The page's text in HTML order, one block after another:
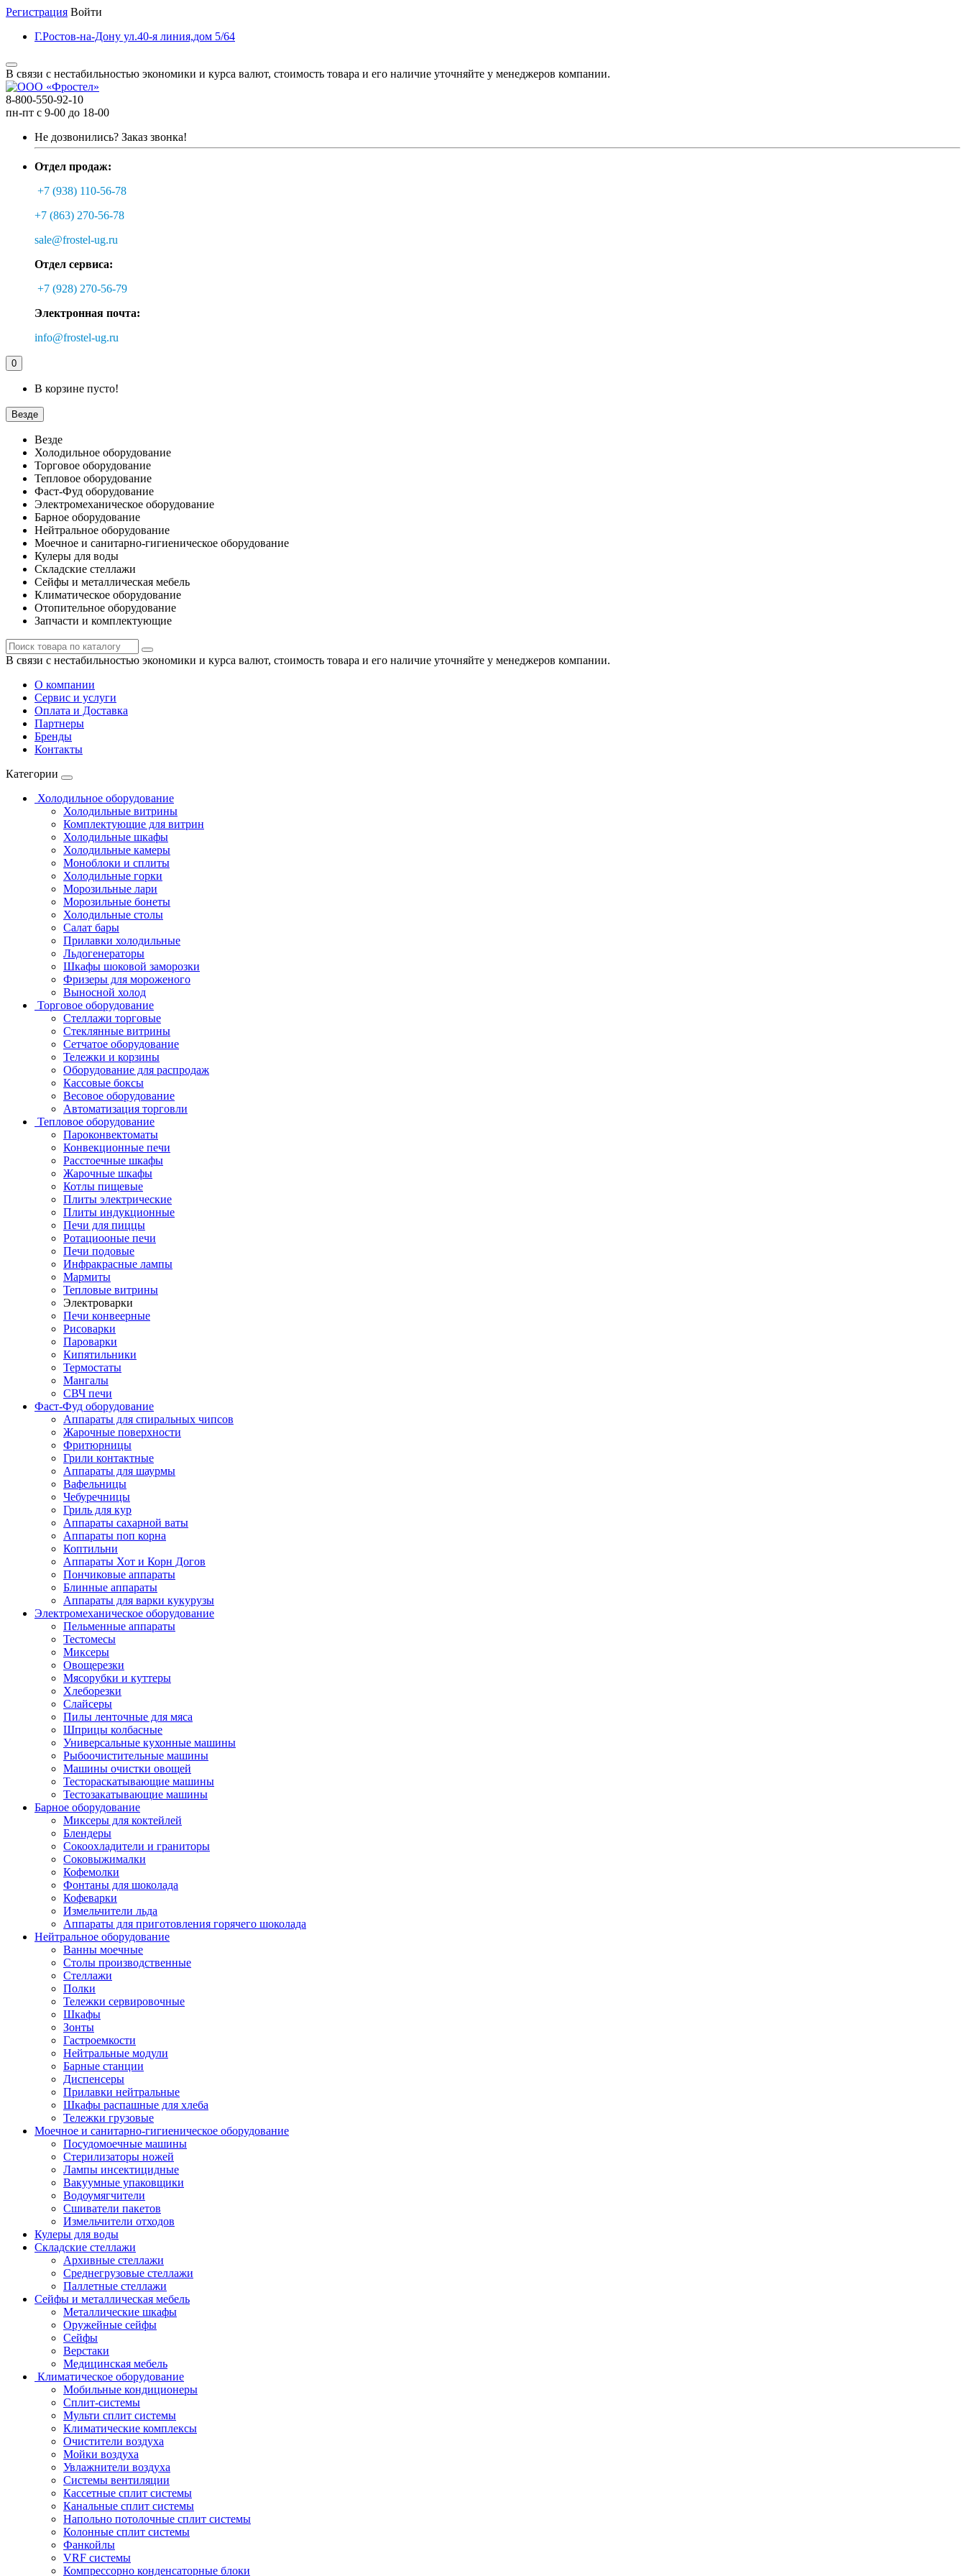
Регистрация Войти
Г.Ростов-на-Дону ул.40-я линия,дом 5/64
В связи с нестабильностью экономики и курса валют, стоимость товара и его наличие уточняйте у менеджеров компании.
8-800-550-92-10
пн-пт с 9-00 до 18-00
Не дозвонились? Заказ звонка!
Отдел продаж:
+7 (938) 110-56-78
+7 (863) 270-56-78
sale@frostel-ug.ru
Отдел сервиса:
+7 (928) 270-56-79
Электронная почта:
info@frostel-ug.ru
0
В корзине пусто!
Везде
Везде
Холодильное оборудование
Торговое оборудование
Тепловое оборудование
Фаст-Фуд оборудование
Электромеханическое оборудование
Барное оборудование
Нейтральное оборудование
Моечное и санитарно-гигиеническое оборудование
Кулеры для воды
Складские стеллажи
Сейфы и металлическая мебель
Климатическое оборудование
Отопительное оборудование
Запчасти и комплектующие
В связи с нестабильностью экономики и курса валют, стоимость товара и его наличие уточняйте у менеджеров компании.
О компании
Сервис и услуги
Оплата и Доставка
Партнеры
Бренды
Контакты
Категории
Холодильное оборудование
Холодильные витрины
Комплектующие для витрин
Холодильные шкафы
Холодильные камеры
Моноблоки и сплиты
Холодильные горки
Морозильные лари
Морозильные бонеты
Холодильные столы
Салат бары
Прилавки холодильные
Льдогенераторы
Шкафы шоковой заморозки
Фризеры для мороженого
Выносной холод
Торговое оборудование
Стеллажи торговые
Стеклянные витрины
Сетчатое оборудование
Тележки и корзины
Оборудование для распродаж
Кассовые боксы
Весовое оборудование
Автоматизация торговли
Тепловое оборудование
Пароконвектоматы
Конвекционные печи
Расстоечные шкафы
Жарочные шкафы
Котлы пищевые
Плиты электрические
Плиты индукционные
Печи для пиццы
Ротациооные печи
Печи подовые
Инфракрасные лампы
Мармиты
Тепловые витрины
Электроварки
Печи конвеерные
Рисоварки
Пароварки
Кипятильники
Термостаты
Мангалы
СВЧ печи
Фаст-Фуд оборудование
Аппараты для спиральных чипсов
Жарочные поверхности
Фритюрницы
Грили контактные
Аппараты для шаурмы
Вафельницы
Чебуречницы
Гриль для кур
Аппараты сахарной ваты
Аппараты поп корна
Коптильни
Аппараты Хот и Корн Догов
Пончиковые аппараты
Блинные аппараты
Аппараты для варки кукурузы
Электромеханическое оборудование
Пельменные аппараты
Тестомесы
Миксеры
Овощерезки
Мясорубки и куттеры
Хлеборезки
Слайсеры
Пилы ленточные для мяса
Шприцы колбасные
Универсальные кухонные машины
Рыбоочистительные машины
Машины очистки овощей
Тестораскатывающие машины
Тестозакатывающие машины
Барное оборудование
Миксеры для коктейлей
Блендеры
Сокоохладители и граниторы
Соковыжималки
Кофемолки
Фонтаны для шоколада
Кофеварки
Измельчители льда
Аппараты для приготовления горячего шоколада
Нейтральное оборудование
Ванны моечные
Столы производственные
Стеллажи
Полки
Тележки сервировочные
Шкафы
Зонты
Гастроемкости
Нейтральные модули
Барные станции
Диспенсеры
Прилавки нейтральные
Шкафы распашные для хлеба
Тележки грузовые
Моечное и санитарно-гигиеническое оборудование
Посудомоечные машины
Стерилизаторы ножей
Лампы инсектицидные
Вакуумные упаковщики
Водоумягчители
Сшиватели пакетов
Измельчители отходов
Кулеры для воды
Складские стеллажи
Архивные стеллажи
Среднегрузовые стеллажи
Паллетные стеллажи
Сейфы и металлическая мебель
Металлические шкафы
Оружейные сейфы
Сейфы
Верстаки
Медицинская мебель
Климатическое оборудование
Мобильные кондиционеры
Сплит-системы
Мульти сплит системы
Климатические комплексы
Очистители воздуха
Мойки воздуха
Увлажнители воздуха
Системы вентиляции
Кассетные сплит системы
Канальные сплит системы
Напольно потолочные сплит системы
Колонные сплит системы
Фанкойлы
VRF системы
Компрессорно конденсаторные блоки